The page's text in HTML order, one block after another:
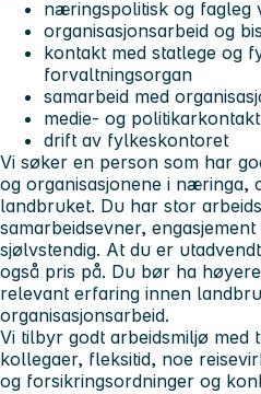
næringspolitisk og fagleg
organisasjonsarbeid og
kontakt med statlege og
forvaltningsorgan
samarbeid med
medie- og politikarkontakt
drift av fylkeskontoret
Vi søker en person som har
og organisasjonene i næringa,
landbruket. Du har stor
samarbeidsevner,
sjølvstendig. At du er
også pris på. Du bør ha
relevant erfaring innen
organisasjonsarbeid.
Vi tilbyr godt arbeidsmiljø med
kollegaer, fleksitid, noe
og forsikringsordninger og